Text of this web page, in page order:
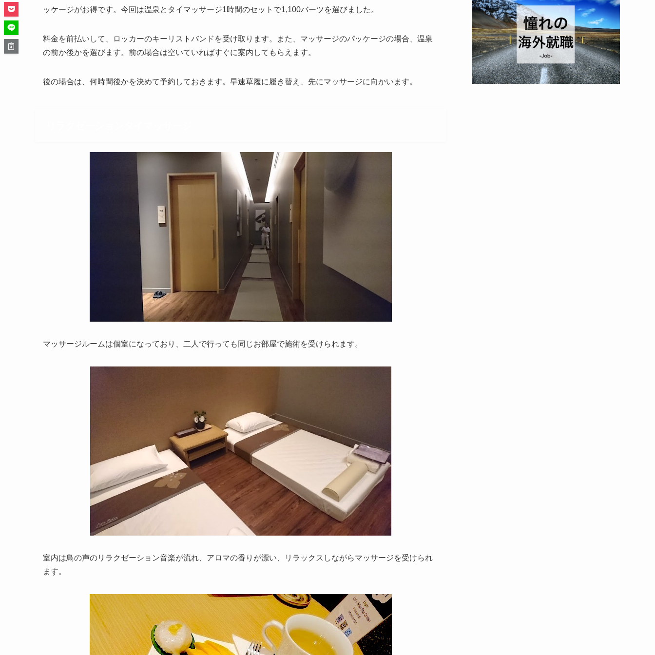
ッケージがお得です。今回は温泉とタイマッサージ1時間のセットで1,100バーツを選びました。
料金を前払いして、ロッカーのキーリストバンドを受け取ります。また、マッサージのパッケージの場合、温泉
の前か後かを選びます。前の場合は空いていればすぐに案内してもらえます。
後の場合は、何時間後かを決めて予約しておきます。早速草履に履き替え、先にマッサージに向かいます。
マッサージルームは個室になっており、二人で行っても同じお部屋で施術を受けられます。
室内は鳥の声のリラクゼーション音楽が流れ、アロマの香りが漂い、リラックスしながらマッサージを受けられ
ます。